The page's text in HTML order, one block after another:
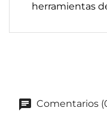
herramientas
Comentarios